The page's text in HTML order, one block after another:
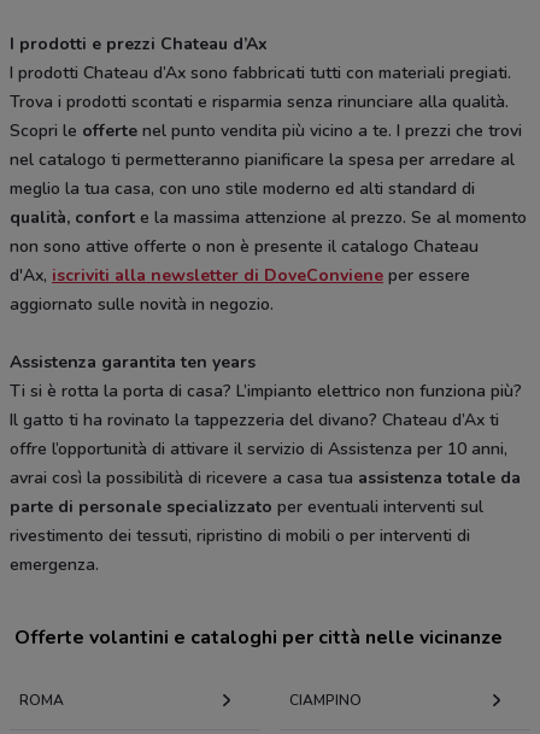
I prodotti e prezzi Chateau d’Ax
I prodotti Chateau d’Ax sono fabbricati tutti con materiali pregiati.
Trova i prodotti scontati e risparmia senza rinunciare alla qualità.
Scopri le offerte nel punto vendita più vicino a te. I prezzi che trovi
nel catalogo ti permetteranno pianificare la spesa per arredare al
meglio la tua casa, con uno stile moderno ed alti standard di
qualità, confort e la massima attenzione al prezzo. Se al momento
non sono attive offerte o non è presente il catalogo Chateau
d'Ax, iscriviti alla newsletter di DoveConviene per essere
aggiornato sulle novità in negozio.
Assistenza garantita ten years
Ti si è rotta la porta di casa? L’impianto elettrico non funziona più?
Il gatto ti ha rovinato la tappezzeria del divano? Chateau d’Ax ti
offre l’opportunità di attivare il servizio di Assistenza per 10 anni,
avrai così la possibilità di ricevere a casa tua assistenza totale da
parte di personale specializzato per eventuali interventi sul
rivestimento dei tessuti, ripristino di mobili o per interventi di
emergenza.
Offerte volantini e cataloghi per città nelle vicinanze
ROMA CIAMPINO